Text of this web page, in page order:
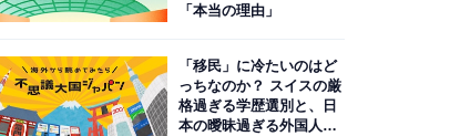
「本当の理由」
「移民」に冷たいのはど
っちなのか？ スイスの厳
格過ぎる学歴選別と、日
本の曖昧過ぎる外国人政